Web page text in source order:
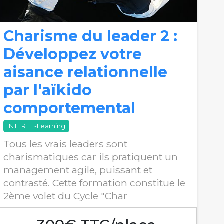
Charisme du leader 2 :
Développez votre
aisance relationnelle
par l'aïkido
comportemental
INTER | E-Learning
Tous les vrais leaders sont
charismatiques car ils pratiquent un
management agile, puissant et
contrasté. Cette formation constitue le
2ème volet du Cycle "Char